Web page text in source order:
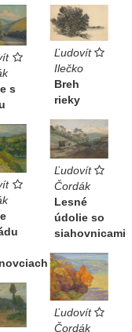
s
Ľudovít
Ilečko
Breh
rieky
Ľudovít
Čordák
Lesné
údolie so
siahovnicami
Ľudovít
Čordák